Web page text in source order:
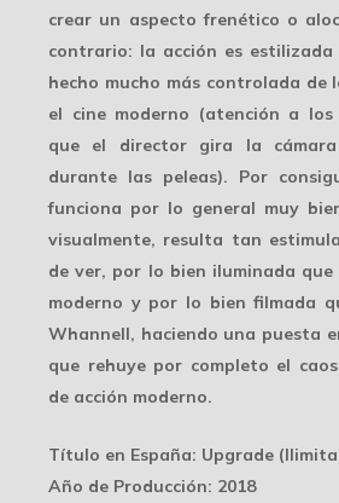
crear un aspecto frenético o
contrario: la acción es
hecho mucho más controlada de
el cine moderno (atención a los
que el director gira la
durante las peleas). Por
funciona por lo general muy
visualmente, resulta tan
de ver, por lo bien iluminada
moderno y por lo bien filmada
Whannell, haciendo una puesta
que rehuye por completo el
de acción moderno.
Título en España: Upgrade
Año de Producción: 2018